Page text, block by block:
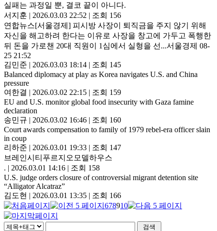
실패는 과정일 뿐, 결코 끝이 아니다.
서지훈 | 2026.03.03 22:52 | 조회 156
연합뉴스[서울경제] 피시방 사장이 퇴직금을 주지 않기 위해
자신을 해고하려 한다는 이유로 사장을 창고에 가두고 폭행한
뒤 돈을 가로챈 20대 직원이 1심에서 실형을 선...서울경제 08-
25 21:52
김민준 | 2026.03.03 18:14 | 조회 145
Balanced diplomacy at play as Korea navigates U.S. and China
pressure
여한결 | 2026.03.02 22:15 | 조회 159
EU and U.S. monitor global food insecurity with Gaza famine
declaration
송민규 | 2026.03.02 16:46 | 조회 160
Court awards compensation to family of 1979 rebel-era officer slain
in coup
리하준 | 2026.03.01 19:33 | 조회 147
브레인시티푸르지오모델하우스
. | 2026.03.01 14:16 | 조회 158
U.S. judge orders closure of controversial migrant detention site
“Alligator Alcatraz”
김도현 | 2026.03.01 13:35 | 조회 166
678910